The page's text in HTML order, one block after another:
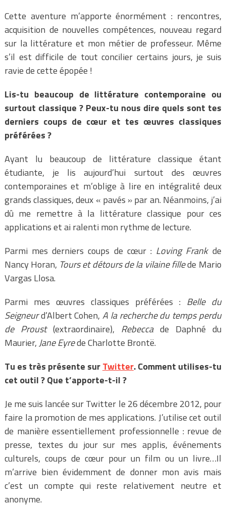
Cette aventure m’apporte énormément : rencontres,
acquisition de nouvelles compétences, nouveau regard
sur la littérature et mon métier de professeur. Même
s’il est difficile de tout concilier certains jours, je suis
ravie de cette épopée !
Lis-tu beaucoup de littérature contemporaine ou
surtout classique ? Peux-tu nous dire quels sont tes
derniers coups de cœur et tes œuvres classiques
préférées ?
Ayant lu beaucoup de littérature classique étant
étudiante, je lis aujourd’hui surtout des œuvres
contemporaines et m’oblige à lire en intégralité deux
grands classiques, deux « pavés » par an. Néanmoins, j’ai
dû me remettre à la littérature classique pour ces
applications et ai ralenti mon rythme de lecture.
Parmi mes derniers coups de cœur : Loving Frankde
Nancy Horan, Tours et détours de la vilaine fillede Mario
Vargas Llosa.
Parmi mes œuvres classiques préférées : Belle du
Seigneurd’Albert Cohen, A la recherche du temps perdu
de Proust(extraordinaire), Rebeccade Daphné du
Maurier,Jane Eyrede Charlotte Brontë.
Tu es très présente surTwitter. Comment utilises-tu
cet outil ? Que t’apporte-t-il ?
Je me suis lancée sur Twitter le 26 décembre 2012, pour
faire la promotion de mes applications. J’utilise cet outil
de manière essentiellement professionnelle : revue de
presse, textes du jour sur mes applis, événements
culturels, coups de cœur pour un film ou un livre…Il
m’arrive bien évidemment de donner mon avis mais
c’est un compte qui reste relativement neutre et
anonyme.